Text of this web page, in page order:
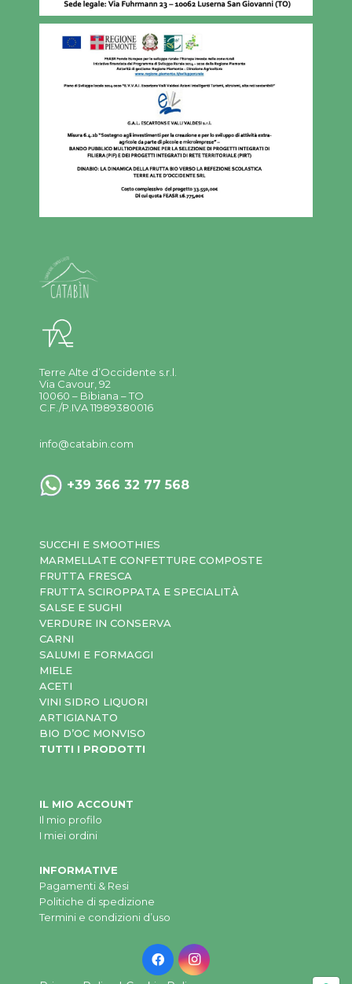
Terre Alte d’Occidente s.r.l.
Via Cavour, 92
10060 – Bibiana – TO
C.F./P.IVA 11989380016
info@catabin.com
+39 366 32 77 568
SUCCHI E SMOOTHIES
MARMELLATE CONFETTURE COMPOSTE
FRUTTA FRESCA
FRUTTA SCIROPPATA E SPECIALITÀ
SALSE E SUGHI
VERDURE IN CONSERVA
CARNI
SALUMI E FORMAGGI
MIELE
ACETI
VINI SIDRO LIQUORI
ARTIGIANATO
BIO D’OC MONVISO
TUTTI I PRODOTTI
IL MIO ACCOUNT
Il mio profilo
I miei ordini
INFORMATIVE
Pagamenti & Resi
Politiche di spedizione
Termini e condizioni d’uso